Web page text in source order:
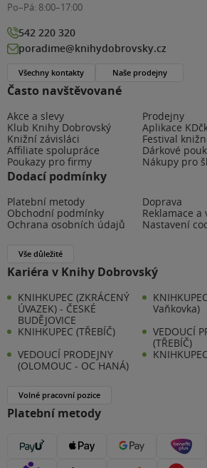
Často navštěvované
Akce a slevy
Prodejny
Klub Knihy Dobrovský
Aplikace
Knižní závisláci
Festival
Affiliate spolupráce
Dárkové
Poukazy pro firmy
Nákupy pro
Dodací podmínky
Platební metody
Doprava
Obchodní podmínky
Reklamace a
Ochrana osobních údajů
Nastavení
Vše důležité
Kariéra v Knihy Dobrovský
KNIHKUPEC (ZKRÁCENÝ
ÚVAZEK) - ČESKÉ
BUDĚJOVICE
Vaňkovka)
KNIHKUPEC (TŘEBÍČ)
VEDOUCÍ
(TŘEBÍČ)
VEDOUCÍ PRODEJNY
(OLOMOUC - OC HANÁ)
Volné pracovní pozice
Platební metody
Po–Pá: 8:00–17:00
542 220 320
poradime@knihydobrovsky.cz
Všechny kontakty Naše prodejny